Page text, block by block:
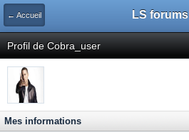
← Accueil LS forums
Profil de Cobra_user
Mes informations